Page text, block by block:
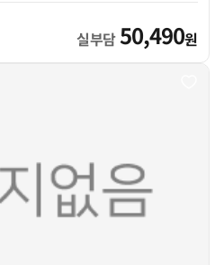
실부담50,490원